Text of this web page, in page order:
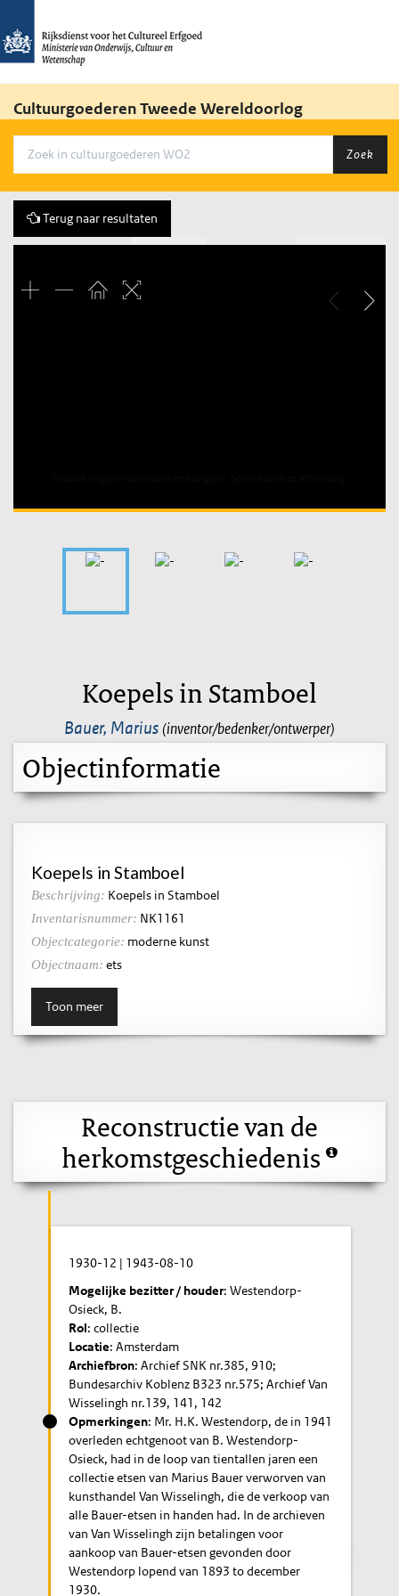
Cultuurgoederen Tweede Wereldoorlog
Zoek
Terug naar resultaten
Koepels in Stamboel
Bauer, Marius (inventor/bedenker/ontwerper)
Objectinformatie
Koepels in Stamboel
Beschrijving: Koepels in Stamboel
Inventarisnummer: NK1161
Objectcategorie: moderne kunst
Objectnaam: ets
Toon meer
Reconstructie van de
herkomstgeschiedenis
1930-12 | 1943-08-10
Mogelijke bezitter / houder: Westendorp-
Osieck, B.
Rol: collectie
Locatie: Amsterdam
Archiefbron: Archief SNK nr.385, 910;
Bundesarchiv Koblenz B323 nr.575; Archief Van
Wisselingh nr.139, 141, 142
Opmerkingen: Mr. H.K. Westendorp, de in 1941
overleden echtgenoot van B. Westendorp-
Osieck, had in de loop van tientallen jaren een
collectie etsen van Marius Bauer verworven van
kunsthandel Van Wisselingh, die de verkoop van
alle Bauer-etsen in handen had. In de archieven
van Van Wisselingh zijn betalingen voor
aankoop van Bauer-etsen gevonden door
Westendorp lopend van 1893 to december
1930.